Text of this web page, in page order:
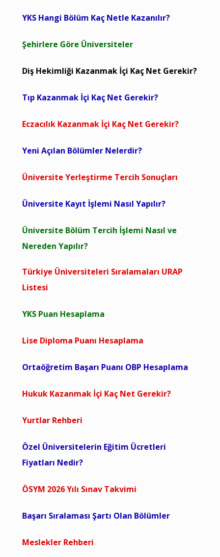
YKS Hangi Bölüm Kaç Netle Kazanılır?
Şehirlere Göre Üniversiteler
Diş Hekimliği Kazanmak İçi Kaç Net Gerekir?
Tıp Kazanmak İçi Kaç Net Gerekir?
Eczacılık Kazanmak İçi Kaç Net Gerekir?
Yeni Açılan Bölümler Nelerdir?
Üniversite Yerleştirme Tercih Sonuçları
Üniversite Kayıt İşlemi Nasıl Yapılır?
Üniversite Bölüm Tercih İşlemi Nasıl ve
Nereden Yapılır?
Türkiye Üniversiteleri Sıralamaları URAP
Listesi
YKS Puan Hesaplama
Lise Diploma Puanı Hesaplama
Ortaöğretim Başarı Puanı OBP Hesaplama
Hukuk Kazanmak İçi Kaç Net Gerekir?
Yurtlar Rehberi
Özel Üniversitelerin Eğitim Ücretleri
Fiyatları Nedir?
ÖSYM 2026 Yılı Sınav Takvimi
Başarı Sıralaması Şartı Olan Bölümler
Meslekler Rehberi